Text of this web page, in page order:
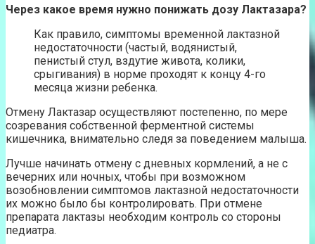
Через какое время нужно понижать дозу Лактазара?
Как правило, симптомы временной лактазной
недостаточности (частый, водянистый,
пенистый стул, вздутие живота, колики,
срыгивания) в норме проходят к концу 4-го
месяца жизни ребенка.
Отмену Лактазар осуществляют постепенно, по мере
созревания собственной ферментной системы
кишечника, внимательно следя за поведением малыша.
Лучше начинать отмену с дневных кормлений, а не с
вечерних или ночных, чтобы при возможном
возобновлении симптомов лактазной недостаточности
их можно было бы контролировать. При отмене
препарата лактазы необходим контроль со стороны
педиатра.